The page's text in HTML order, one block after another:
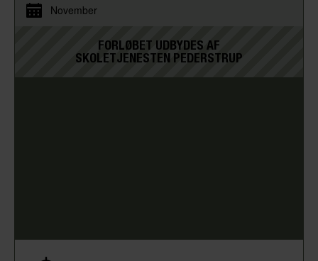
November
FORLØBET UDBYDES AF
SKOLETJENESTEN PEDERSTRUP